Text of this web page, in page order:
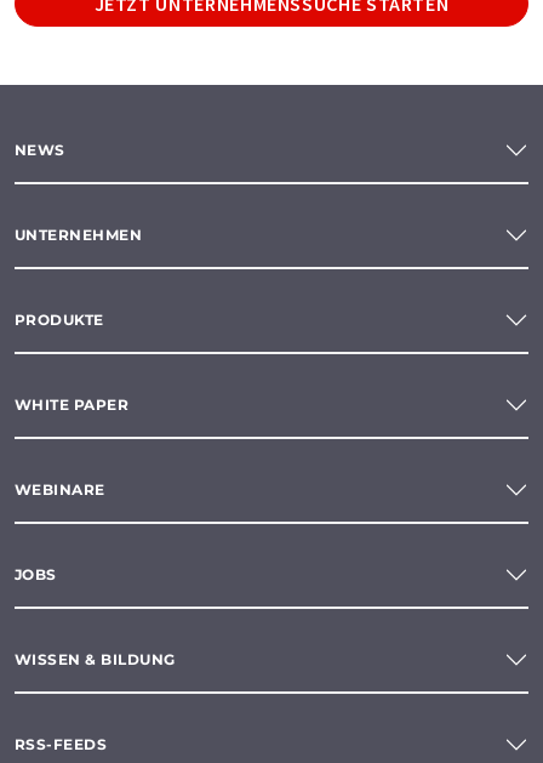
NEWS
UNTERNEHMEN
PRODUKTE
WHITE PAPER
WEBINARE
JOBS
WISSEN & BILDUNG
RSS-FEEDS